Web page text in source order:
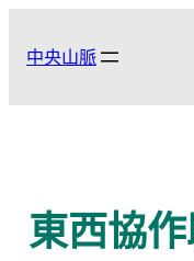
中央山脈
東西協